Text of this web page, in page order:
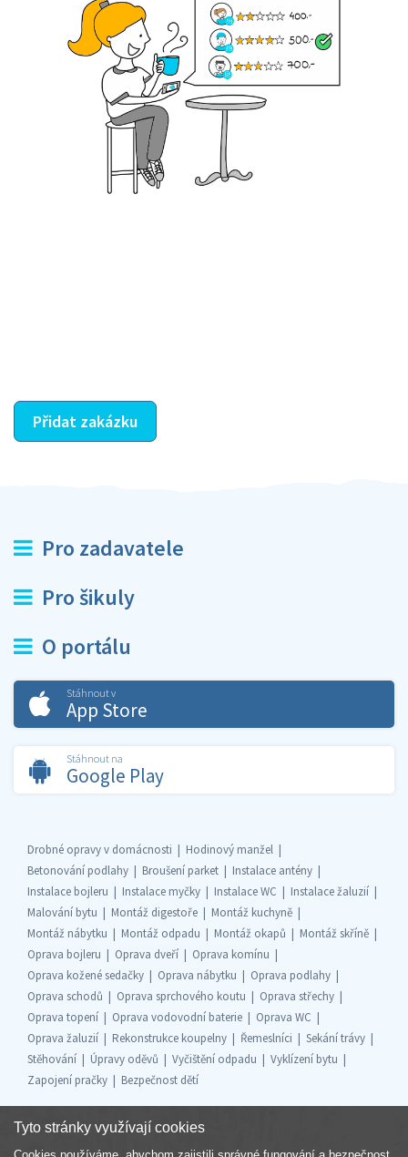
Přidat zakázku
Pro zadavatele
Pro šikuly
O portálu
Stáhnout v
App Store
Stáhnout na
Google Play
Drobné opravy v domácnosti
Hodinový manžel
Betonování podlahy
Broušení parket
Instalace antény
Instalace bojleru
Instalace myčky Instalace WC
Instalace žaluzií
Malování bytu
Montáž digestoře
Montáž kuchyně
Montáž nábytku
Montáž odpadu Montáž okapů
Montáž skříně
Oprava bojleru
Oprava dveří
Oprava komínu
Oprava kožené sedačky
Oprava nábytku
Oprava podlahy
Oprava schodů
Oprava sprchového koutu
Oprava střechy
Oprava topení
Oprava vodovodní baterie
Oprava WC
Oprava žaluzií
Rekonstrukce koupelny Řemeslníci
Sekání trávy
Stěhování
Úpravy oděvů Vyčištění odpadu
Vyklízení bytu
Zapojení pračky
Bezpečnost dětí
Tyto stránky využívají cookies